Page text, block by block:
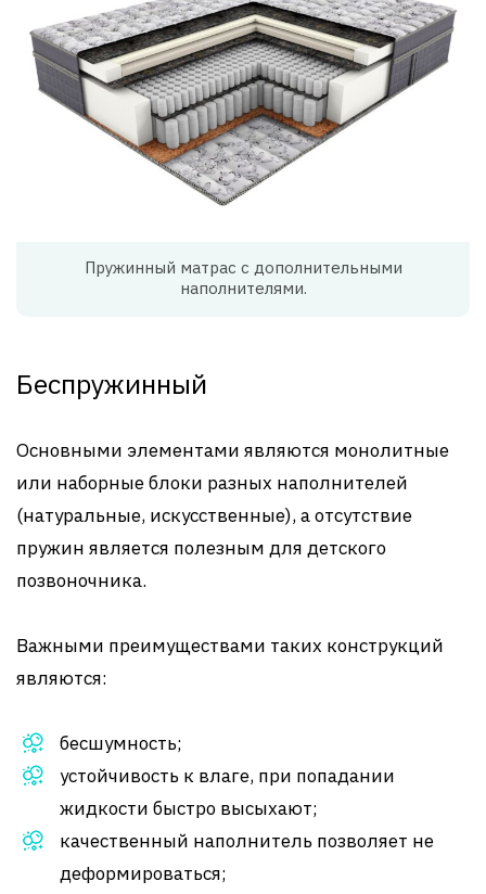
Пружинный матрас с дополнительными
наполнителями.
Беспружинный
Основными элементами являются монолитные
или наборные блоки разных наполнителей
(натуральные, искусственные), а отсутствие
пружин является полезным для детского
позвоночника.
Важными преимуществами таких конструкций
являются:
бесшумность;
устойчивость к влаге, при попадании
жидкости быстро высыхают;
качественный наполнитель позволяет не
деформироваться;